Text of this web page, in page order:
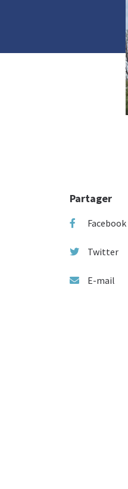
Partager
Facebook
Twitter
E-mail